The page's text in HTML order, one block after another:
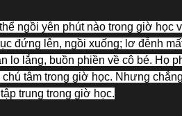
ngồi yên phút nào trong giờ học
đứng lên, ngồi xuống; lơ đễnh
lo lắng, buồn phiền về cô bé. Họ
tâm trong giờ học. Nhưng
trung trong giờ học.